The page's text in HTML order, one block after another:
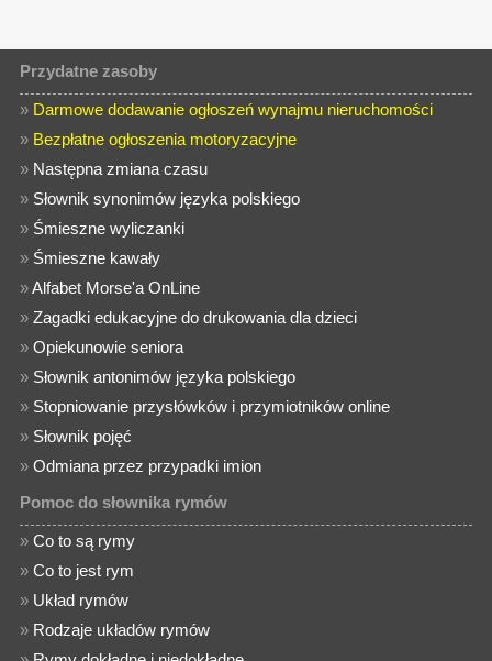
Przydatne zasoby
» Darmowe dodawanie ogłoszeń wynajmu nieruchomości
» Bezpłatne ogłoszenia motoryzacyjne
» Następna zmiana czasu
» Słownik synonimów języka polskiego
» Śmieszne wyliczanki
» Śmieszne kawały
»Alfabet Morse'a OnLine
»Zagadki edukacyjne do drukowania dla dzieci
»Opiekunowie seniora
» Słownik antonimów języka polskiego
» Stopniowanie przysłówków i przymiotników online
» Słownik pojęć
»Odmiana przez przypadki imion
Pomoc do słownika rymów
»Co to są rymy
»Co to jest rym
» Układ rymów
» Rodzaje układów rymów